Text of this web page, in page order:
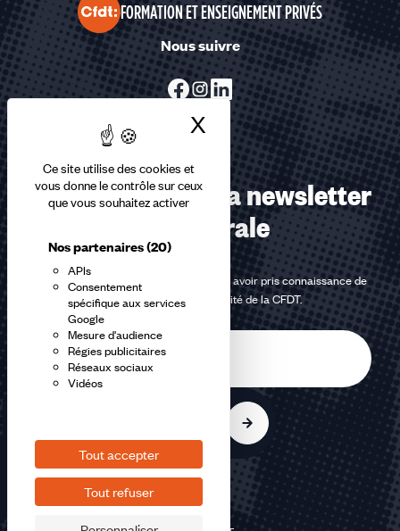
Ce site utilise des cookies et
vous donne le contrôle sur ceux
que vous souhaitez activer
Nos partenaires(20)
APIs
Consentement
spécifique aux services
Google
Mesure d'audience
Régies publicitaires
Réseaux sociaux
Vidéos
Tout accepter
Tout refuser
X Masquer le
FORMATION ET ENSEIGNEMENT PRIVÉS
Nous suivre
Abonnez-vous à la newsletter
confédérale
En m'inscrivant à la newsletter, j'affirme avoir pris connaissance de
lapolitique de confidentialité de la CFDT.